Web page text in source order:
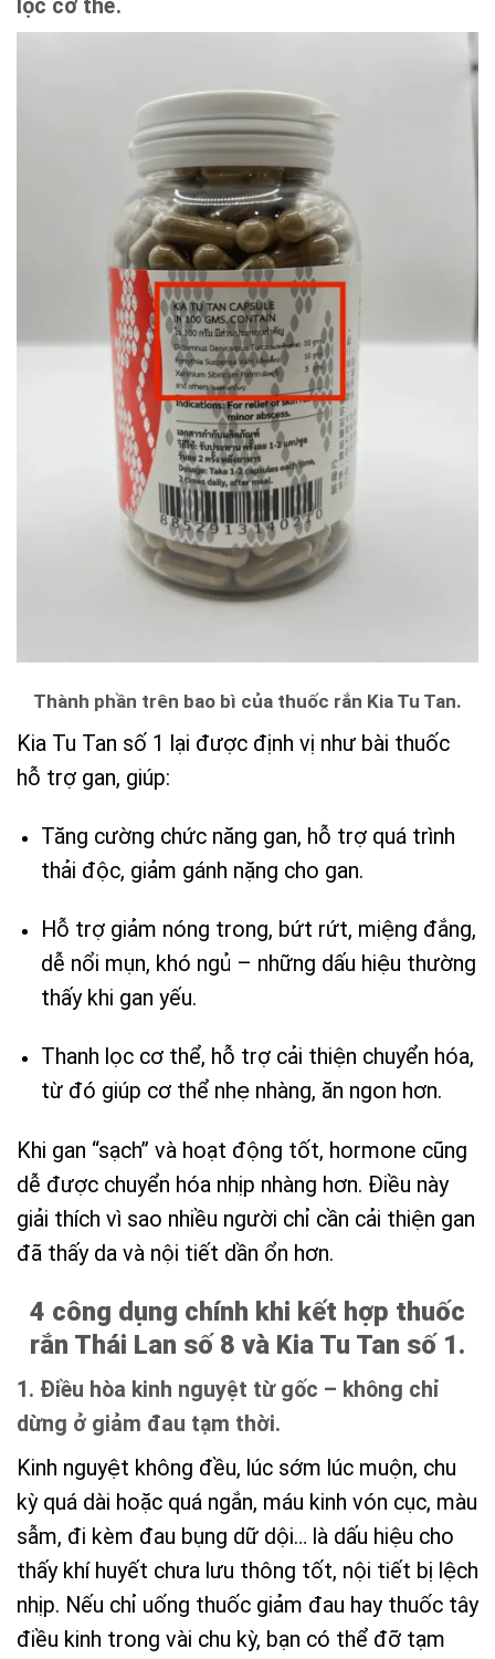
lọc cơ thể.
Thành phần trên bao bì của thuốc rắn Kia Tu Tan.
Kia Tu Tan số 1 lại được định vị như bài thuốc
hỗ trợ gan, giúp:
Tăng cường chức năng gan, hỗ trợ quá trình
thải độc, giảm gánh nặng cho gan.
Hỗ trợ giảm nóng trong, bứt rứt, miệng đắng,
dễ nổi mụn, khó ngủ – những dấu hiệu thường
thấy khi gan yếu.
Thanh lọc cơ thể, hỗ trợ cải thiện chuyển hóa,
từ đó giúp cơ thể nhẹ nhàng, ăn ngon hơn.
Khi gan “sạch” và hoạt động tốt, hormone cũng
dễ được chuyển hóa nhịp nhàng hơn. Điều này
giải thích vì sao nhiều người chỉ cần cải thiện gan
đã thấy da và nội tiết dần ổn hơn.
4 công dụng chính khi kết hợp thuốc
rắn Thái Lan số 8 và Kia Tu Tan số 1.
1. Điều hòa kinh nguyệt từ gốc – không chỉ
dừng ở giảm đau tạm thời.
Kinh nguyệt không đều, lúc sớm lúc muộn, chu
kỳ quá dài hoặc quá ngắn, máu kinh vón cục, màu
sẫm, đi kèm đau bụng dữ dội… là dấu hiệu cho
thấy khí huyết chưa lưu thông tốt, nội tiết bị lệch
nhịp. Nếu chỉ uống thuốc giảm đau hay thuốc tây
điều kinh trong vài chu kỳ, bạn có thể đỡ tạm